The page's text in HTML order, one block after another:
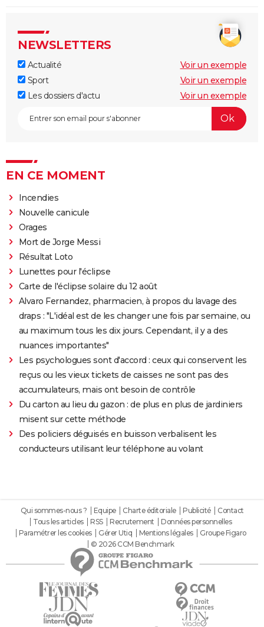
NEWSLETTERS
Actualité
Voir un exemple
Sport
Voir un exemple
Les dossiers d'actu
Voir un exemple
EN CE MOMENT
Incendies
Nouvelle canicule
Orages
Mort de Jorge Messi
Résultat Loto
Lunettes pour l'éclipse
Carte de l'éclipse solaire du 12 août
Alvaro Fernandez, pharmacien, à propos du lavage des
draps : "L'idéal est de les changer une fois par semaine, ou
au maximum tous les dix jours. Cependant, il y a des
nuances importantes"
Les psychologues sont d'accord : ceux qui conservent les
reçus ou les vieux tickets de caisses ne sont pas des
accumulateurs, mais ont besoin de contrôle
Du carton au lieu du gazon : de plus en plus de jardiniers
misent sur cette méthode
Des policiers déguisés en buisson verbalisent les
conducteurs utilisant leur téléphone au volant
Qui sommes-nous ? Equipe Charte éditoriale Publicité
Contact
Tous les articles
RSS Recrutement
Données personnelles
Paramétrer les cookies
Gérer Utiq Mentions légales
Groupe Figaro
© 2026 CCM Benchmark